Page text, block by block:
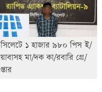
সিলেটে ১ হাজার ৯৮০ পিস ই/
য়াবাসহ মা/দক কা/রবারি গ্রে/
প্তার